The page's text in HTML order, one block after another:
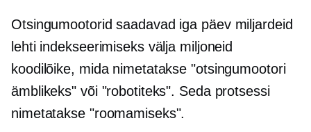
Otsingumootorid saadavad iga päev miljardeid
lehti indekseerimiseks välja miljoneid
koodilõike, mida nimetatakse "otsingumootori
ämblikeks" või "robotiteks". Seda protsessi
nimetatakse "roomamiseks".